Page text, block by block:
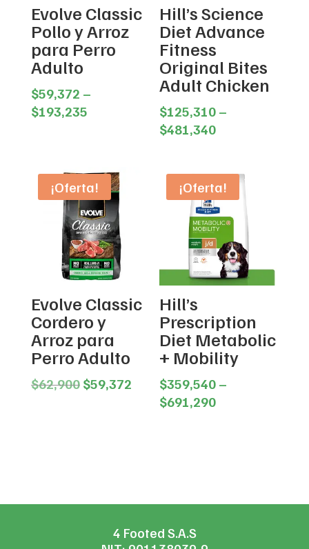
Evolve Classic
Pollo y Arroz
para Perro
Adulto
$59,372 –
$193,235Price
$193,235
Hill’s Science
Diet Advance
Fitness
Original Bites
Adult Chicken
$125,310 –
$481,340Price
through
$481,340
¡Oferta!
Evolve Classic
Cordero y
Arroz para
Perro Adulto
$62,900 Original
$59,372Current
price
¡Oferta!
Hill’s
Prescription
Diet Metabolic
+ Mobility
$359,540 –
$691,290Price
4 Footed S.A.S